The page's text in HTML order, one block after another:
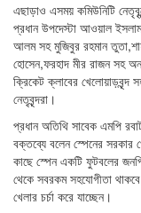
এছাড়াও এসময় কমিউনিটি
প্রধান উপদেস্টা আওয়াল
আলম সহ মুজিবুর রহমান
হোসেন,ফরহাদ মীর রাজন সহ
ক্রিকেট ক্লাবের খেলোয়াড়বৃন্দ
নেতৃবৃন্দরা।
প্রধান অতিথি সাবেক এমপি
বক্তব্যে বলেন স্পেনের
কাছে স্পেন একটি ফুটবলের
থেকে সবরকম সহযোগীতা থাকবে
খেলার চর্চা করে যাচ্ছেন।